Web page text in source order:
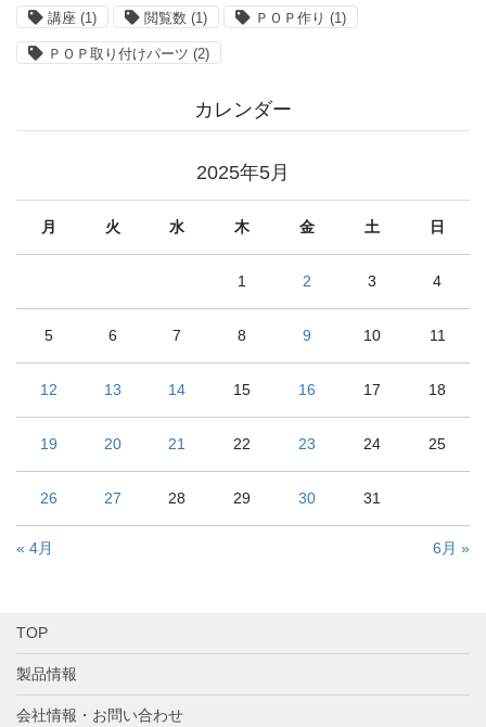
講座 (1) 閲覧数 (1) ＰＯＰ作り (1)
ＰＯＰ取り付けパーツ (2)
カレンダー
2025年5月
月 火 水 木 金 土 日
1 2 3 4
5 6 7 8 9 10 11
12 13 14 15 16 17 18
19 20 21 22 23 24 25
26 27 28 29 30 31
« 4月 6月 »
TOP
製品情報
会社情報・お問い合わせ